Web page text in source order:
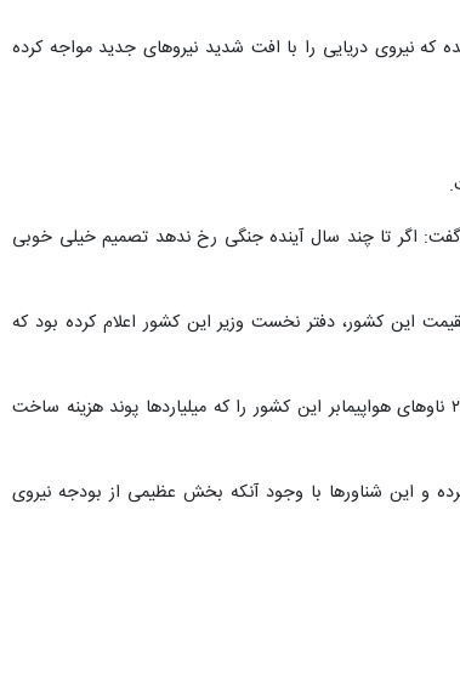
در نیروهای مسلح پیش آمده که نیروی دریایی را با افت شدید نیروهای جدید مواجه کرده
گفت: اگر تا چند سال آینده جنگی رخ ندهد تصمیم خیلی خوبی
این کشور، دفتر نخست وزیر این کشور اعلام کرده بود که
نیز گزارش کرده بود که برخی چهره‌های پیشین نیروی دریایی انگلیس از دولت این کشور خواسته‌اند تا یکی از ۲ ناوهای هواپیمابر این کشور را که میلیاردها پوند هزینه ساخت
و این شناورها با وجود آنکه بخش عظیمی از بودجه نیروی